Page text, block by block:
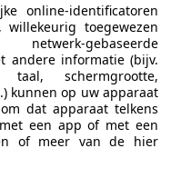
online-identificatoren
willekeurig toegewezen
gebaseerde
andere informatie (bijv.
schermgrootte,
kunnen op uw apparaat
dat apparaat telkens
een app of met een
of meer van de hier